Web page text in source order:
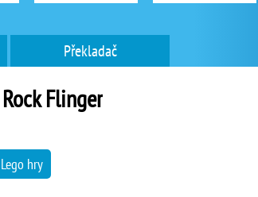
Překladač
Flinger
Lego hry